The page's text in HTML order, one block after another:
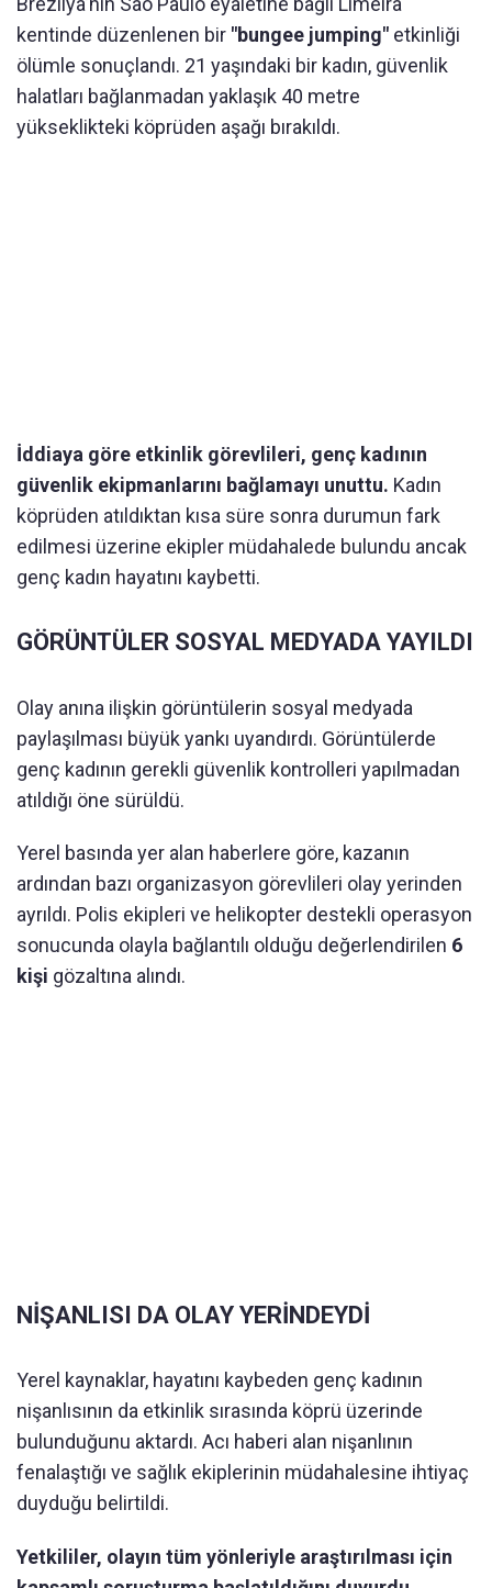
kentinde düzenlenen bir "bungee jumping" etkinliği
ölümle sonuçlandı. 21 yaşındaki bir kadın, güvenlik
halatları bağlanmadan yaklaşık 40 metre
yükseklikteki köprüden aşağı bırakıldı.
İddiaya göre etkinlik görevlileri, genç kadının
güvenlik ekipmanlarını bağlamayı unuttu. Kadın
köprüden atıldıktan kısa süre sonra durumun fark
edilmesi üzerine ekipler müdahalede bulundu ancak
genç kadın hayatını kaybetti.
GÖRÜNTÜLER SOSYAL MEDYADA YAYILDI
Olay anına ilişkin görüntülerin sosyal medyada
paylaşılması büyük yankı uyandırdı. Görüntülerde
genç kadının gerekli güvenlik kontrolleri yapılmadan
atıldığı öne sürüldü.
Yerel basında yer alan haberlere göre, kazanın
ardından bazı organizasyon görevlileri olay yerinden
ayrıldı. Polis ekipleri ve helikopter destekli operasyon
sonucunda olayla bağlantılı olduğu değerlendirilen 6
kişi gözaltına alındı.
NİŞANLISI DA OLAY YERİNDEYDİ
Yerel kaynaklar, hayatını kaybeden genç kadının
nişanlısının da etkinlik sırasında köprü üzerinde
bulunduğunu aktardı. Acı haberi alan nişanlının
fenalaştığı ve sağlık ekiplerinin müdahalesine ihtiyaç
duyduğu belirtildi.
Yetkililer, olayın tüm yönleriyle araştırılması için